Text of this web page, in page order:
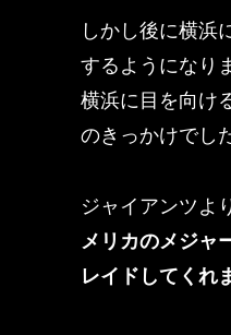
しかし後に横浜
するようになり
横浜に目を向け
のきっかけでし
ジャイアンツよ
メリカのメジャ
レイドしてくれ